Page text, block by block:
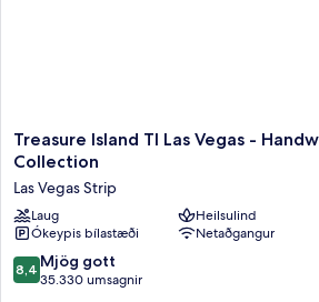
Treasure
Island
Las
Vegas
-
Handwritten
Collection
Treasure Island TI Las Vegas -
Collection
Las Vegas Strip
Laug
Heilsulind
Ókeypis bílastæði
Netaðgangur
8.4
af
8,4 Mjög gott
35.330 umsagnir